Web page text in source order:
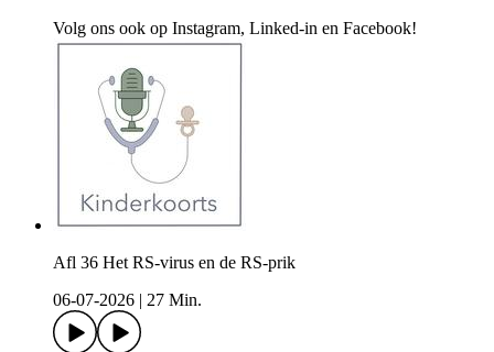
Volg ons ook op Instagram, Linked-in en Facebook!
Afl 36 Het RS-virus en de RS-prik
06-07-2026
27 Min.